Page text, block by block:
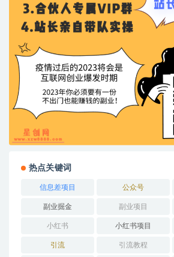
热点关键词
信息差项目 公众号
副业掘金 副业项目
小红书 小红书项目
引流 引流教程